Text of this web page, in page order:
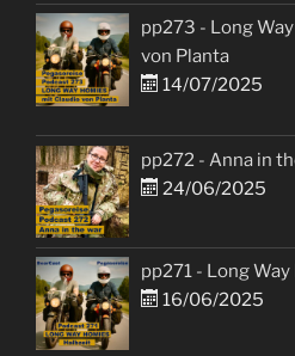
pp273 - Long
von Planta
14/07/2025
pp272 - Anna in
24/06/2025
pp271 - Long
16/06/2025